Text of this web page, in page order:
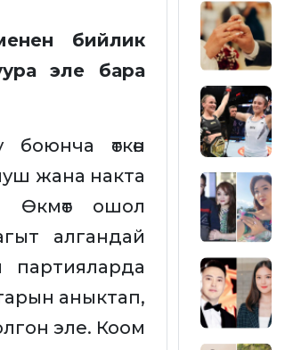
бийлик
эле бара
өткөн
жана накта
Өкмөт ошол
алгандай
аныктап,
эле. Коом